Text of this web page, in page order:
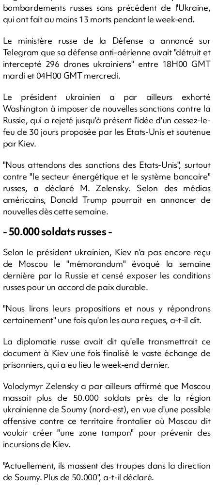
bombardements russes sans précédent de l'Ukraine,
qui ont fait au moins 13 morts pendant le week-end.
Le ministère russe de la Défense a annoncé sur
Telegram que sa défense anti-aérienne avait "détruit et
intercepté 296 drones ukrainiens" entre 18H00 GMT
mardi et 04H00 GMT mercredi.
Le président ukrainien a par ailleurs exhorté
Washington à imposer de nouvelles sanctions contre la
Russie, qui a rejeté jusqu'à présent l'idée d'un cessez-le-
feu de 30 jours proposée par les Etats-Unis et soutenue
par Kiev.
"Nous attendons des sanctions des Etats-Unis", surtout
contre "le secteur énergétique et le système bancaire"
russes, a déclaré M. Zelensky. Selon des médias
américains, Donald Trump pourrait en annoncer de
nouvelles dès cette semaine.
- 50.000 soldats russes -
Selon le président ukrainien, Kiev n'a pas encore reçu
de Moscou le "mémorandum" évoqué la semaine
dernière par la Russie et censé exposer les conditions
russes pour un accord de paix durable.
"Nous lirons leurs propositions et nous y répondrons
certainement" une fois qu'on les aura reçues, a-t-il dit.
La diplomatie russe avait dit qu'elle transmettrait ce
document à Kiev une fois finalisé le vaste échange de
prisonniers, qui a eu lieu le week-end dernier.
Volodymyr Zelensky a par ailleurs affirmé que Moscou
massait plus de 50.000 soldats près de la région
ukrainienne de Soumy (nord-est), en vue d'une possible
offensive contre ce territoire frontalier où Moscou dit
vouloir créer "une zone tampon" pour prévenir des
incursions de Kiev.
"Actuellement, ils massent des troupes dans la direction
de Soumy. Plus de 50.000", a-t-il déclaré.